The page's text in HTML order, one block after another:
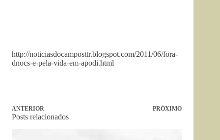
http://noticiasdocamposttr.blogspot.com/2011/06/fora-
dnocs-e-pela-vida-em-apodi.html
ANTERIOR PRÓXIMO
Posts relacionados